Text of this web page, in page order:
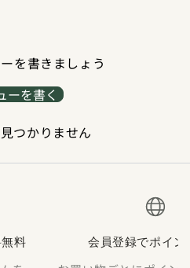
を書きましょう
ーを書く
つかりません
料 会員登録でポイン